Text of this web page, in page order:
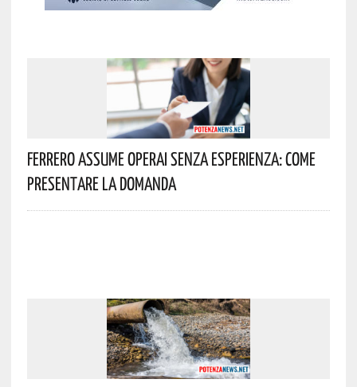
Ferrero Assume Operai Senza Esperienza: Come
Presentare La Domanda